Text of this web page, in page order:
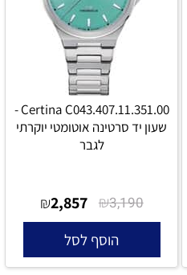
Certina C043.407.11.351.00 -
שעון יד סרטינה אוטומטי יוקרתי
לגבר
₪3,190
₪2,857
הוסף לסל